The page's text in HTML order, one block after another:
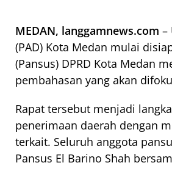
MEDAN, langgamnews.com –
(PAD) Kota Medan mulai
(Pansus) DPRD Kota Medan
pembahasan yang akan
Rapat tersebut menjadi
penerimaan daerah dengan
terkait. Seluruh anggota
Pansus El Barino Shah